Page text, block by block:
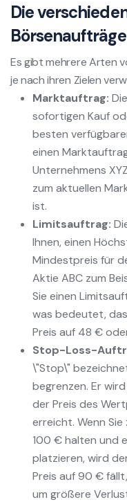
Die
Es gibt mehrere Arten
je nach ihren Zielen
Marktauftrag:
sofortigen Kauf
besten
einen
Unternehmens
zum aktuellen
ist.
Limitsauftrag:
Ihnen, einen
Mindestpreis für
Aktie ABC zum
Sie einen
was bedeutet,
Preis auf 48 €
Stop-Loss-
\"Stop\"
begrenzen. Er
der Preis des
erreicht. Wenn
100 € halten und
platzieren, wird
Preis auf 90 €
um größere